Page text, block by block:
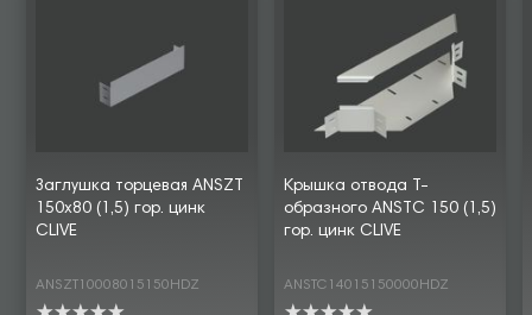
Заглушка торцевая ANSZT
150х80 (1,5) гор. цинк
CLIVE
ANSZT10008015150HDZ
Крышка отвода Т-
образного ANSTC 150 (1,5)
гор. цинк CLIVE
ANSTC14015150000HDZ